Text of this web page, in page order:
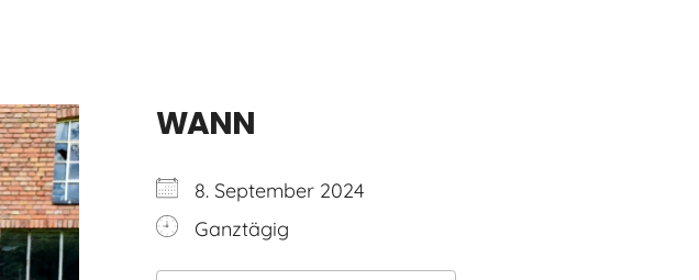
WANN
8. September 2024
Ganztägig